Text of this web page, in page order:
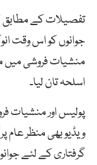
تفصیلات کے مطابق
جوانوںکواسوقت
منشیاتفروشیمیں
اسلحہتانلیا۔
پولیساورمنشیات
ویڈیوبھیمنظرعامپر
گرفتاریکےلئے